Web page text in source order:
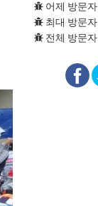
어제 방문자
최대 방문자
전체 방문자